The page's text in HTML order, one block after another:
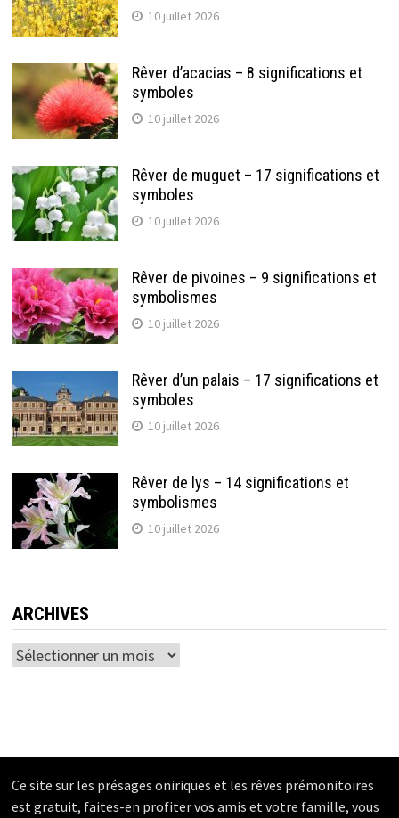
10 juillet 2026
Rêver d’acacias – 8 significations et
symboles
10 juillet 2026
Rêver de muguet – 17 significations et
symboles
10 juillet 2026
Rêver de pivoines – 9 significations et
symbolismes
10 juillet 2026
Rêver d’un palais – 17 significations et
symboles
10 juillet 2026
Rêver de lys – 14 significations et
symbolismes
10 juillet 2026
ARCHIVES
Archives
Ce site sur les présages oniriques et les rêves prémonitoires
est gratuit, faites-en profiter vos amis et votre famille, vous